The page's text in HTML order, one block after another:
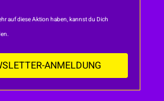
auf diese Aktion haben, kannst du Dich
ANMELDUNG